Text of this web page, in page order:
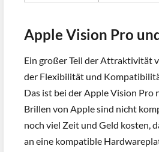
Apple Vision Pro
Ein großer Teil der Attraktivität
der Flexibilität und
Das ist bei der Apple Vision Pro
Brillen von Apple sind nicht
noch viel Zeit und Geld kosten,
an eine kompatible